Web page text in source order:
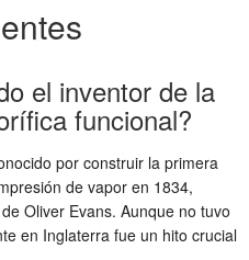
el inventor de la
funcional?
por construir la primera
de vapor en 1834,
Oliver Evans. Aunque no tuvo
en Inglaterra fue un hito crucial